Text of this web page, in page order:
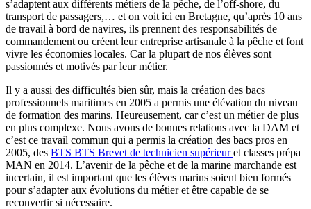
s’adaptent aux différents métiers de la pêche, de l’off-shore, du
transport de passagers,… et on voit ici en Bretagne, qu’après 10 ans
de travail à bord de navires, ils prennent des responsabilités de
commandement ou créent leur entreprise artisanale à la pêche et font
vivre les économies locales. Car la plupart de nos élèves sont
passionnés et motivés par leur métier.
Il y a aussi des difficultés bien sûr, mais la création des bacs
professionnels maritimes en 2005 a permis une élévation du niveau
de formation des marins. Heureusement, car c’est un métier de plus
en plus complexe. Nous avons de bonnes relations avec la DAM et
c’est ce travail commun qui a permis la création des bacs pros en
2005, des BTS BTS Brevet de technicien supérieur et classes prépa
MAN en 2014. L’avenir de la pêche et de la marine marchande est
incertain, il est important que les élèves marins soient bien formés
pour s’adapter aux évolutions du métier et être capable de se
reconvertir si nécessaire.